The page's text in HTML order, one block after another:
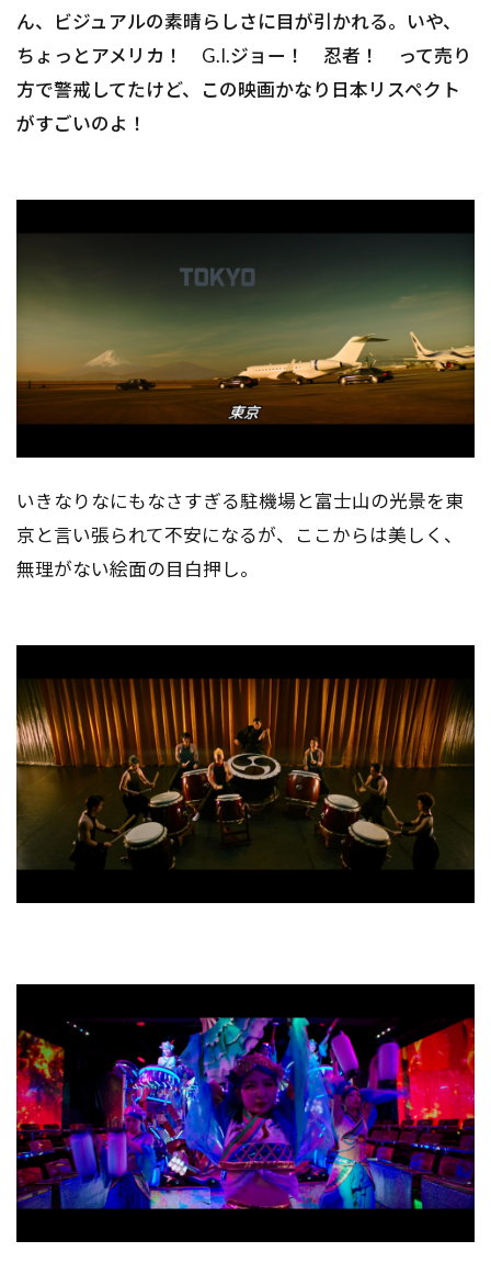
ん、ビジュアルの素晴らしさに目が引かれる。いや、
ちょっとアメリカ！ G.I.ジョー！ 忍者！ って売り
方で警戒してたけど、この映画かなり日本リスペクト
がすごいのよ！
いきなりなにもなさすぎる駐機場と富士山の光景を東
京と言い張られて不安になるが、ここからは美しく、
無理がない絵面の目白押し。